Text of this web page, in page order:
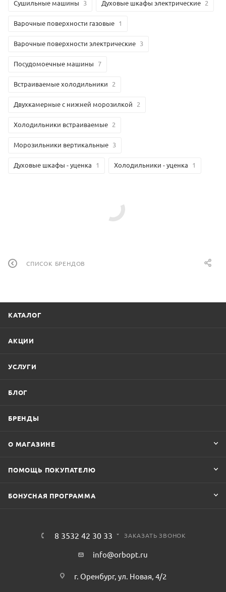
Сушильные машины 3 Духовые шкафы электрические 2
Варочные поверхности газовые 1
Варочные поверхности электрические 3
Посудомоечные машины 7
Встраиваемые холодильники 2
Двухкамерные с нижней морозилкой 2
Холодильники встраиваемые 2
Морозильники вертикальные 3
Духовые шкафы - уценка 1 Холодильники - уценка 1
СПИСОК БРЕНДОВ
КАТАЛОГ
АКЦИИ
УСЛУГИ
БЛОГ
БРЕНДЫ
О МАГАЗИНЕ
ПОМОЩЬ ПОКУПАТЕЛЮ
БОНУСНАЯ ПРОГРАММА
8 3532 42 30 33 ЗАКАЗАТЬ ЗВОНОК
info@orbopt.ru
г. Оренбург, ул. Новая, 4/2